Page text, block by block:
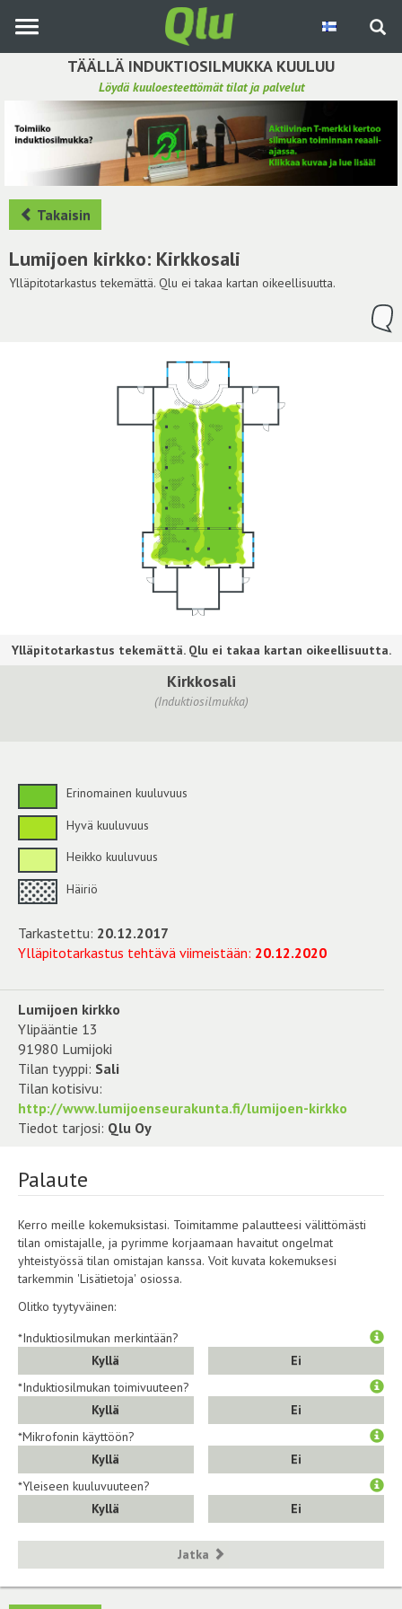
pääsisältöön
TÄÄLLÄ INDUKTIOSILMUKKA KUULUU
Löydä kuuloesteettömät tilat ja palvelut
Etsi induktiosilmukka
Tee ehdotus ja vaikuta kuulemiskokemukseen
Hae ehdotuksia
Käyttöohje
Yhteydenottopyyntö
Takaisin
Lumijoen kirkko: Kirkkosali
Ylläpitotarkastus tekemättä. Qlu ei takaa kartan oikeellisuutta.
Kirkkosali
(Induktiosilmukka)
Erinomainen kuuluvuus
Hyvä kuuluvuus
Heikko kuuluvuus
Häiriö
Tarkastettu: 20.12.2017
Ylläpitotarkastus tehtävä viimeistään: 20.12.2020
Lumijoen kirkko
Ylipääntie 13
91980 Lumijoki
Tilan tyyppi: Sali
Tilan kotisivu:
http://www.lumijoenseurakunta.fi/lumijoen-kirkko
Tiedot tarjosi: Qlu Oy
Palaute
Kerro meille kokemuksistasi. Toimitamme palautteesi välittömästi
tilan omistajalle, ja pyrimme korjaamaan havaitut ongelmat
yhteistyössä tilan omistajan kanssa. Voit kuvata kokemuksesi
tarkemmin 'Lisätietoja' osiossa.
Olitko tyytyväinen:
*Induktiosilmukan merkintään?
Kyllä
Ei
*Induktiosilmukan toimivuuteen?
Kyllä
Ei
*Mikrofonin käyttöön?
Kyllä
Ei
*Yleiseen kuuluvuuteen?
Kyllä
Ei
Jatka